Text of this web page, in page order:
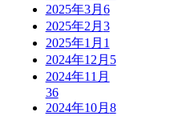
2025年3月 6
2025年2月 3
2025年1月 1
2024年12月 5
2024年11月
36
2024年10月 8